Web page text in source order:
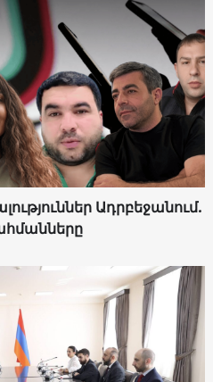
Ադրբեջանում.